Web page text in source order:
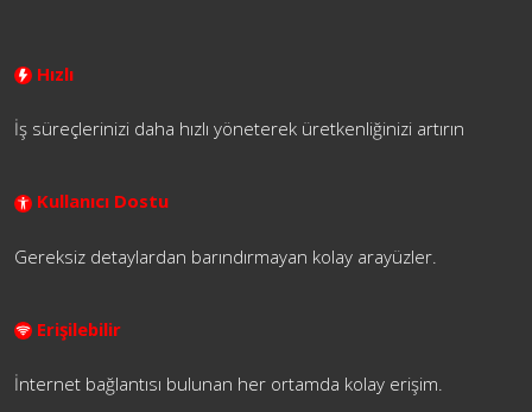
Hızlı
İş süreçlerinizi daha hızlı yöneterek üretkenliğinizi artırın
Kullanıcı Dostu
Gereksiz detaylardan barındırmayan kolay arayüzler.
Erişilebilir
İnternet bağlantısı bulunan her ortamda kolay erişim.